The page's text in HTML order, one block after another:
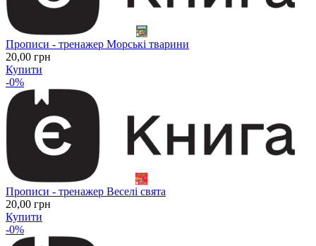
Прописи - тренажер Морські тварини
20,00 грн
Купити
-0%
Прописи - тренажер Веселі свята
20,00 грн
Купити
-0%